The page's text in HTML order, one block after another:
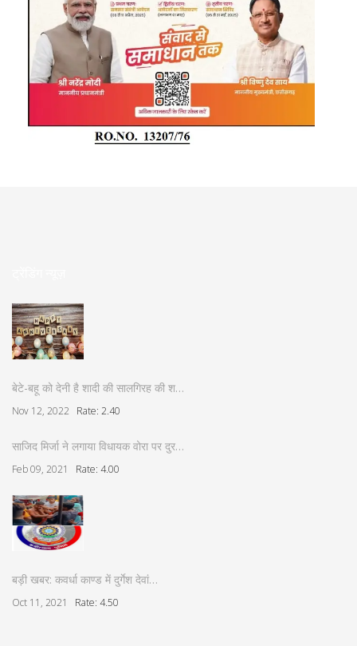
बेटे-बहू को देनी है शादी की सालगिरह की श…
Nov 12, 2022 Rate: 2.40
साजिद मिर्जा ने लगाया विधायक वोरा पर दुर…
Feb 09, 2021 Rate: 4.00
बड़ी खबर: कवर्धा काण्ड में दुर्गेश देवां…
Oct 11, 2021 Rate: 4.50